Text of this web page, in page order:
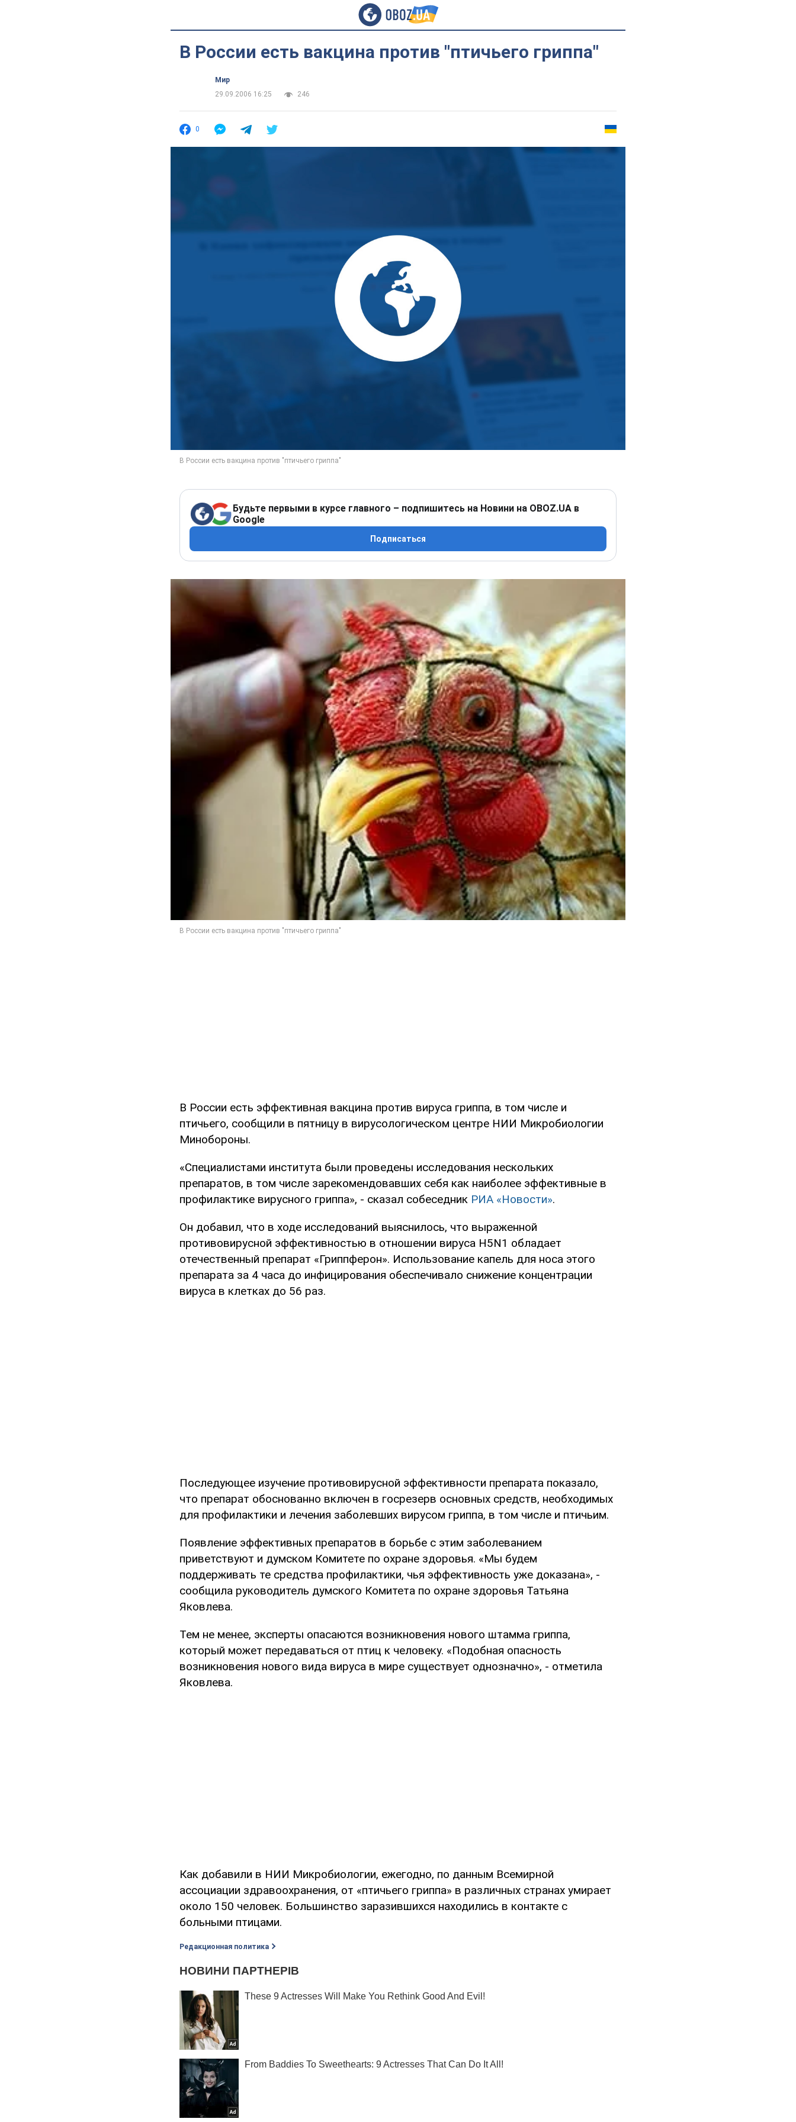
В России есть вакцина против "птичьего гриппа"
Мир
29.09.2006 16:25
246
0
Будьте первыми в курсе главного – подпишитесь на Новини на OBOZ.UA в
Google
Подписаться
В России есть эффективная вакцина против вируса гриппа, в том числе и
птичьего, сообщили в пятницу в вирусологическом центре НИИ Микробиологии
Минобороны.
«Специалистами института были проведены исследования нескольких
препаратов, в том числе зарекомендовавших себя как наиболее эффективные в
профилактике вирусного гриппа», - сказал собеседник РИА «Новости».
Он добавил, что в ходе исследований выяснилось, что выраженной
противовирусной эффективностью в отношении вируса H5N1 обладает
отечественный препарат «Гриппферон». Использование капель для носа этого
препарата за 4 часа до инфицирования обеспечивало снижение концентрации
вируса в клетках до 56 раз.
Последующее изучение противовирусной эффективности препарата показало,
что препарат обоснованно включен в госрезерв основных средств, необходимых
для профилактики и лечения заболевших вирусом гриппа, в том числе и птичьим.
Появление эффективных препаратов в борьбе с этим заболеванием
приветствуют и думском Комитете по охране здоровья. «Мы будем
поддерживать те средства профилактики, чья эффективность уже доказана», -
сообщила руководитель думского Комитета по охране здоровья Татьяна
Яковлева.
Тем не менее, эксперты опасаются возникновения нового штамма гриппа,
который может передаваться от птиц к человеку. «Подобная опасность
возникновения нового вида вируса в мире существует однозначно», - отметила
Яковлева.
Как добавили в НИИ Микробиологии, ежегодно, по данным Всемирной
ассоциации здравоохранения, от «птичьего гриппа» в различных странах умирает
около 150 человек. Большинство заразившихся находились в контакте с
больными птицами.
Редакционная политика